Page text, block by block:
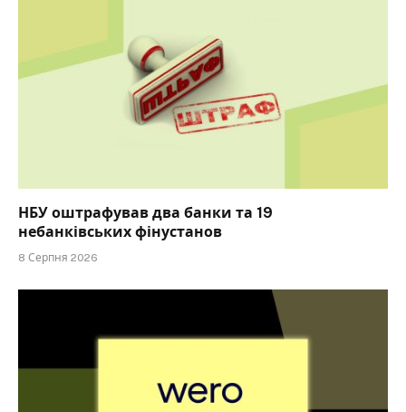
НБУ оштрафував два банки та 19
небанківських фінустанов
8 Серпня 2026